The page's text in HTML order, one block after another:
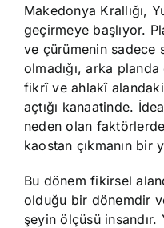
Makedonya Krallığı,
geçirmeye başlıyor.
ve çürümenin sadece
olmadığı, arka
fikrî ve ahlakî
açtığı kanaatinde.
neden olan
kaostan çıkmanın bir
Bu dönem fikirsel
olduğu bir dönemdir
şeyin ölçüsü